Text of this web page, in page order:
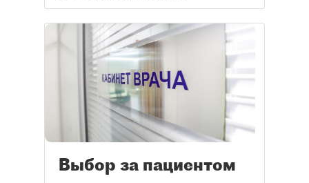
Выбор за пациентом